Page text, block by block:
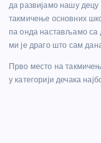
да развијамо нашу
такмичење основних
па онда настављамо са
ми је драго што сам
Прво место на
у категорији дечака